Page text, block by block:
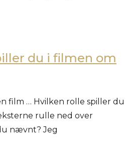
du i filmen om
film … Hvilken rolle spiller du
rulle ned over
nævnt? Jeg